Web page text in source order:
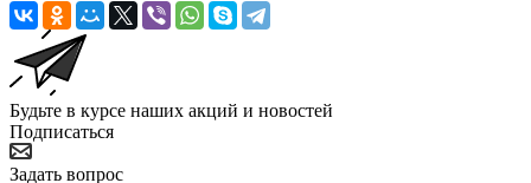
Будьте в курсе наших акций и новостей
Подписаться
Задать вопрос